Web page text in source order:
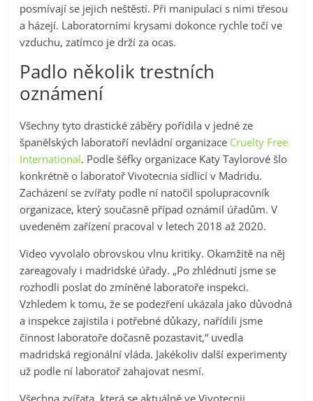
posmívají se jejich neštěstí. Při manipulaci s nimi třesou
a házejí. Laboratorními krysami dokonce rychle točí ve
vzduchu, zatímco je drží za ocas.
Padlo několik trestních
oznámení
Všechny tyto drastické záběry pořídila v jedné ze
španělských laboratoří nevládní organizace Cruelty Free
International. Podle šéfky organizace Katy Taylorové šlo
konkrétně o laboratoř Vivotecnia sídlící v Madridu.
Zacházení se zvířaty podle ní natočil spolupracovník
organizace, který současně případ oznámil úřadům. V
uvedeném zařízení pracoval v letech 2018 až 2020.
Video vyvolalo obrovskou vlnu kritiky. Okamžitě na něj
zareagovaly i madridské úřady. „Po zhlédnutí jsme se
rozhodli poslat do zmíněné laboratoře inspekci.
Vzhledem k tomu, že se podezření ukázala jako důvodná
a inspekce zajistila i potřebné důkazy, nařídili jsme
činnost laboratoře dočasně pozastavit,“ uvedla
madridská regionální vláda. Jakékoliv další experimenty
už podle ní laboratoř zahajovat nesmí.
Všechna zvířata, která se aktuálně ve Vivotecnii